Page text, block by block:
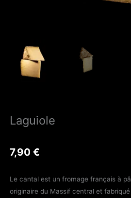
Laguiole
7,90 €
Le cantal est un fromage français à
originaire du Massif central et